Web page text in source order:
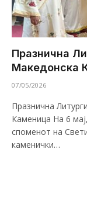
Празнична
Македонска
07/05/2026
Празнична
Каменица На 6
споменот на
каменички…